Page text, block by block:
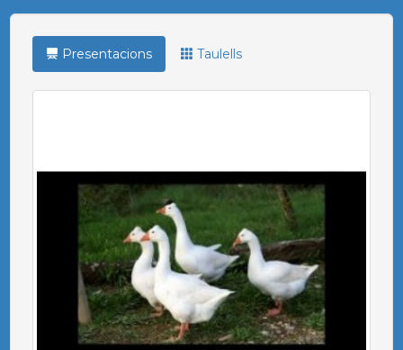
Presentacions Taulells